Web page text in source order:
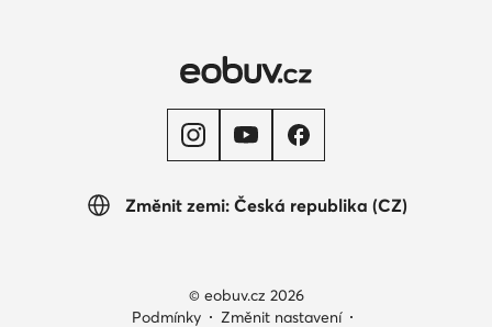
Změnit zemi: Česká republika (CZ)
© eobuv.cz 2026
Podmínky
Změnit nastavení